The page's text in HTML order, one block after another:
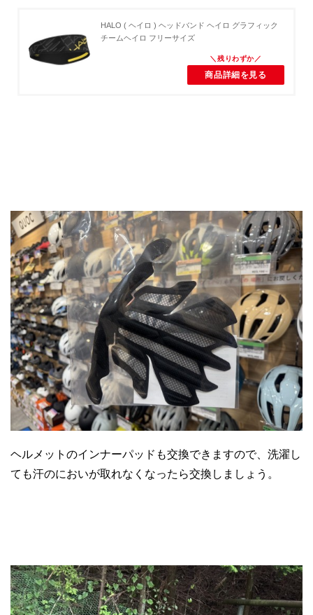
HALO ( ヘイロ ) ヘッドバンド ヘイロ グラフィック
チームヘイロ フリーサイズ
商品詳細を見る
ヘルメットのインナーパッドも交換できますので、洗濯し
ても汗のにおいが取れなくなったら交換しましょう。